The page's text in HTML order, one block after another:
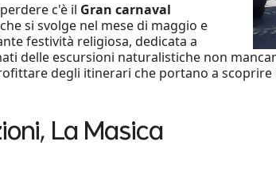
c'è il Gran carnaval
si svolge nel mese di maggio e
festività religiosa, dedicata a
delle escursioni naturalistiche non
degli itinerari che portano a scoprire
La Masica